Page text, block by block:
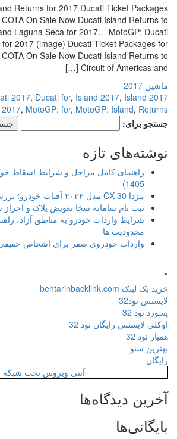
Returns for 2017 Ducati Ticket Packages
COTA On Sale Now Ducati Island Returns to
and Laguna Seca for 2017… MotoGP: Ducati
for 2017 (image) Ducati Ticket Packages for
COTA On Sale Now Ducati Island Returns to
Circuit of Americas and […]
ماشین 2017
2017 Island
2017,Ducati for,Island 2017,Island
2017,MotoGP: for,MotoGP: Island,Returns
جستجو برای:
نوشته‌های تازه
1405)
مزدا CX-30 مدل ۲۰۲۴ آفتاب خودرو؛ بررسی و مشخصات فنی
ثبت نام سامانه سخا تعویض پلاک و احراز
شرایط واردات خودرو به مناطق آزاد،
محدودیت ها
واردات خودروی صفر برای اشخاص حقیقی
خرید بک لینک behtarinbacklink.com
لایسنس نود32
پسورد نود 32
اوکلی لایسنس رایگان نود 32
همیار نود 32
بهترین سئو
رایگان
آنتی ویروس تحت شبکه
آخرین دیدگاه‌ها
بایگانی‌ها